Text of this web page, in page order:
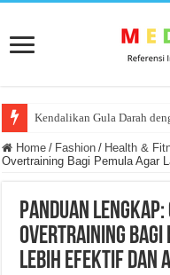
Kendalikan Gula Darah
Cara Adaptasi Latihan
Home / Fashion / Health &
Overtraining Bagi Pemula Agar
Panduan
Overtraining Bagi
Lebih Efektif dan